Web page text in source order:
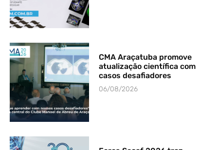
CMA Araçatuba promove
atualização científica com
casos desafiadores
06/08/2026